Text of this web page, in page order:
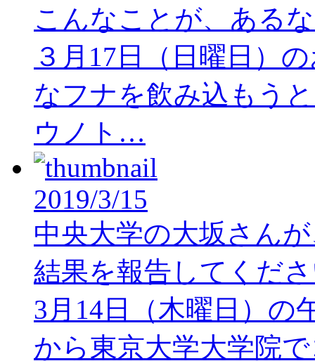
こんなことが、ある
３月17日（日曜日）
なフナを飲み込もう
ウノト…
2019/3/15
中央大学の大坂さん
結果を報告してくだ
3月14日（木曜日）の
から東京大学大学院